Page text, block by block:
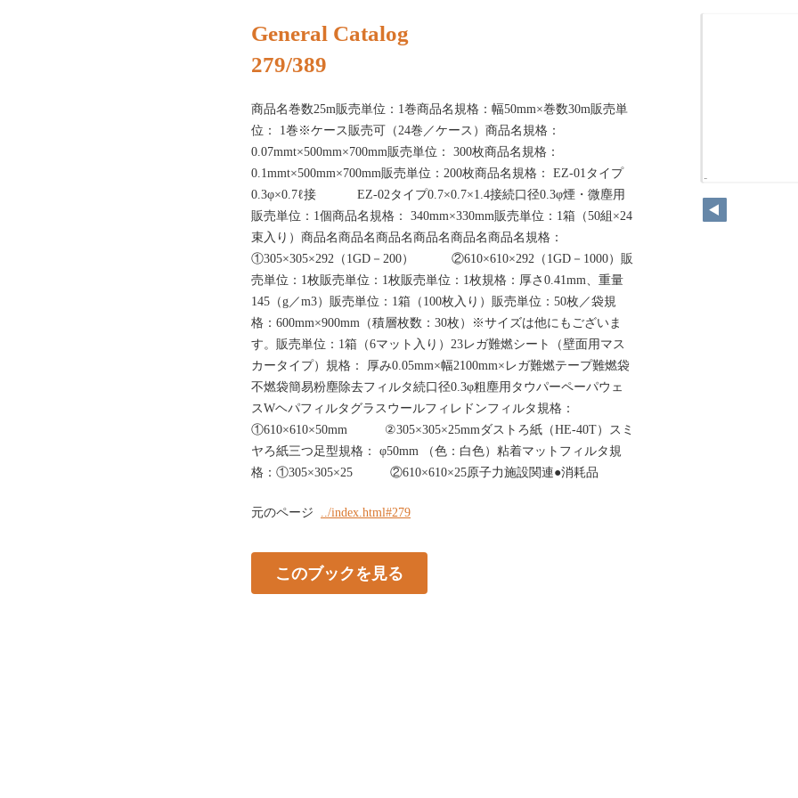
262
General Catalog
279/389
商品名巻数25m販売単位：1巻商品名規格：幅50mm×巻数30m販売単
位： 1巻※ケース販売可（24巻／ケース）商品名規格：
0.07mmt×500mm×700mm販売単位： 300枚商品名規格：
0.1mmt×500mm×700mm販売単位：200枚商品名規格： EZ-01タイプ
0.3φ×0.7ℓ接 EZ-02タイプ0.7×0.7×1.4接続口径0.3φ煙・微塵用
販売単位：1個商品名規格： 340mm×330mm販売単位：1箱（50組×24
束入り）商品名商品名商品名商品名商品名商品名規格：
①305×305×292（1GD－200） ②610×610×292（1GD－1000）販
売単位：1枚販売単位：1枚販売単位：1枚規格：厚さ0.41mm、重量
145（g／m3）販売単位：1箱（100枚入り）販売単位：50枚／袋規
格：600mm×900mm（積層枚数：30枚）※サイズは他にもございま
す。販売単位：1箱（6マット入り）23レガ難燃シート（壁面用マス
カータイプ）規格： 厚み0.05mm×幅2100mm×レガ難燃テープ難燃袋
不燃袋簡易粉塵除去フィルタ続口径0.3φ粗塵用タウパーペーパウェ
スWヘパフィルタグラスウールフィレドンフィルタ規格：
①610×610×50mm ②305×305×25mmダストろ紙（HE-40T）スミ
ヤろ紙三つ足型規格： φ50mm （色：白色）粘着マットフィルタ規
格：①305×305×25 ②610×610×25原子力施設関連●消耗品
元のページ ../index.html#279
このブックを見る